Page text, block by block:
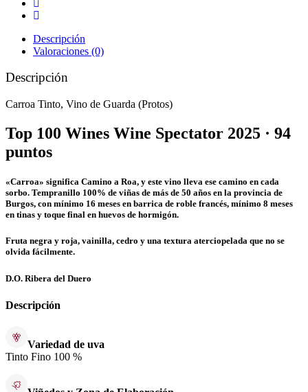
Descripción
Valoraciones (0)
Descripción
Carroa Tinto, Vino de Guarda (Protos)
Top 100 Wines Wine Spectator 2025 · 94
puntos
«Carroa» significa Camino a Roa, y este vino lleva ese camino en cada
sorbo. Tempranillo 100% de viñas de más de 50 años en la provincia de
Burgos, con mínimo 16 meses en barrica de roble francés, mínimo 8 meses
en tinas y toque final en huevos de hormigón.
Fruta negra y roja, vainilla, cedro y una textura aterciopelada que no se
olvida fácilmente.
D.O. Ribera del Duero
Descripción
Variedad de uva
Tinto Fino 100 %